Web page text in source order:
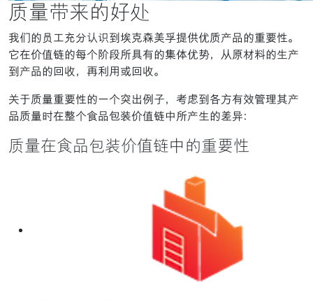
质量带来的好处
我们的员工充分认识到埃克森美孚提供优质产品的重要性。
它在价值链的每个阶段所具有的集体优势，从原材料的生产
到产品的回收，再利用或回收。
关于质量重要性的一个突出例子，考虑到各方有效管理其产
品质量时在整个食品包装价值链中所产生的差异：
质量在食品包装价值链中的重要性